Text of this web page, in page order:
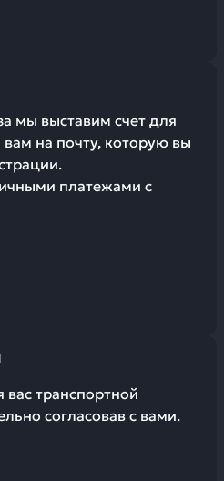
мы выставим счет для
на почту, которую вы
платежами с
транспортной
согласовав с вами.